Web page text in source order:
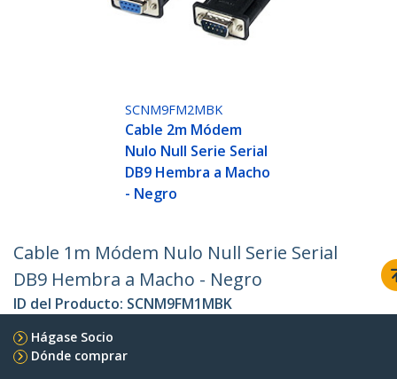
SCNM9FM2MBK
Cable 2m Módem
Nulo Null Serie Serial
DB9 Hembra a Macho
- Negro
Cable 1m Módem Nulo Null Serie Serial
DB9 Hembra a Macho - Negro
ID del Producto: SCNM9FM1MBK
Hágase Socio
Dónde comprar